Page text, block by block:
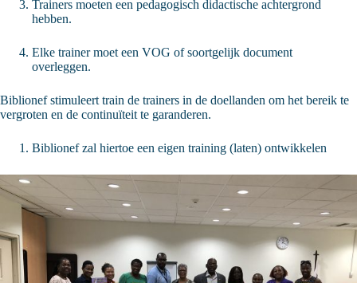
Trainers moeten een pedagogisch didactische achtergrond
hebben.
Elke trainer moet een VOG of soortgelijk document
overleggen.
Biblionef stimuleert train de trainers in de doellanden om het bereik te
vergroten en de continuïteit te garanderen.
Biblionef zal hiertoe een eigen training (laten) ontwikkelen